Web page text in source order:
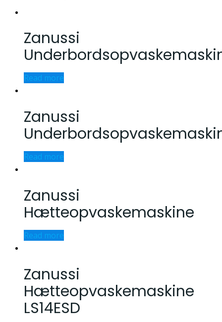
Zanussi
Read more
Zanussi
Read more
Zanussi
Hætteopvaskemaskine
Read more
Zanussi
Hætteopvaskemaskine
LS14ESD